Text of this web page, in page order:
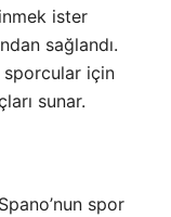
ister
sağlandı.
sporcular için
sunar.
spor